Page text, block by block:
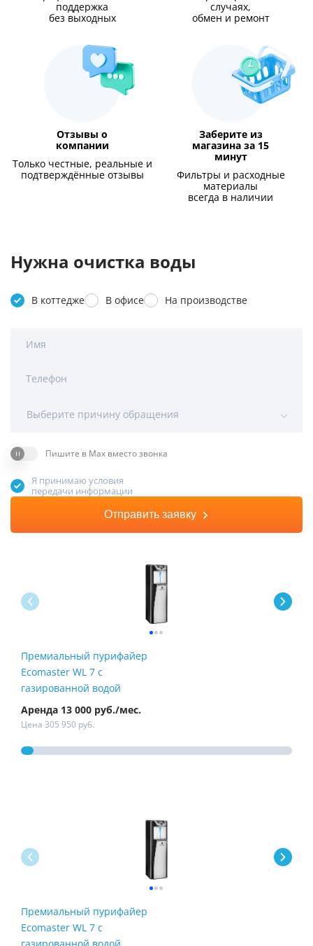
поддержка
без выходных
случаях,
обмен и ремонт
Отзывы о
компании
Только честные, реальные и
подтверждённые отзывы
Заберите из
магазина за 15
минут
Фильтры и расходные
материалы
всегда в наличии
Нужна очистка воды
В коттедже В офисе На производстве
Имя
Телефон
Выберите причину обращения
Пишите в Max вместо звонка
Я принимаю условия
передачи информации
Отправить заявку
Премиальный пурифайер
Ecomaster WL 7 с
газированной водой
Аренда 13 000 руб./мес.
Цена 305 950 руб.
Премиальный пурифайер
Ecomaster WL 7 с